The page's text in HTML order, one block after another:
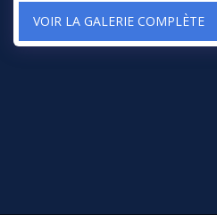
VOIR LA GALERIE COMPLÈTE